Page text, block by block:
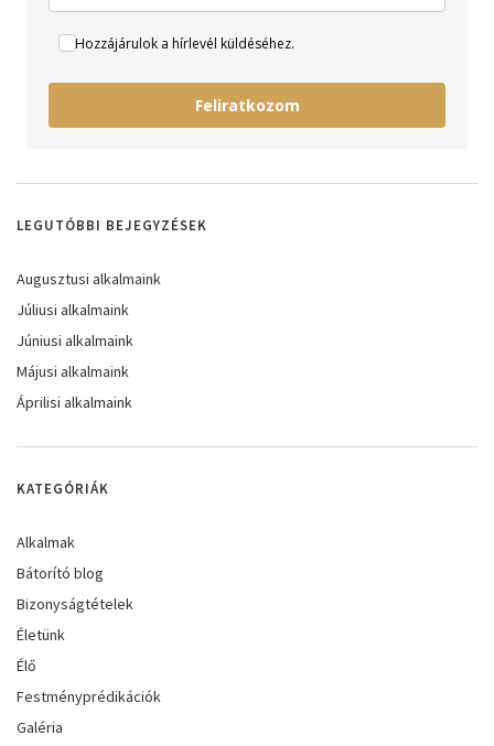
Hozzájárulok a hírlevél küldéséhez.
Feliratkozom
LEGUTÓBBI BEJEGYZÉSEK
Augusztusi alkalmaink
Júliusi alkalmaink
Júniusi alkalmaink
Májusi alkalmaink
Áprilisi alkalmaink
KATEGÓRIÁK
Alkalmak
Bátorító blog
Bizonyságtételek
Életünk
Élő
Festményprédikációk
Galéria